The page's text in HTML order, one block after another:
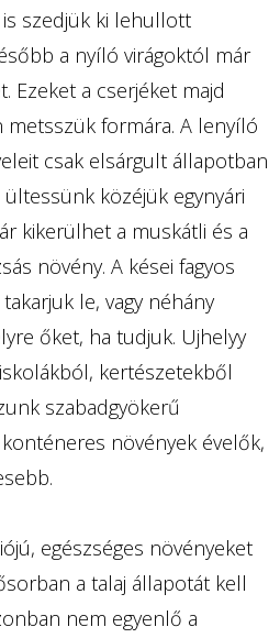
szedjük ki lehullott
a nyíló virágoktól már
Ezeket a cserjéket majd
metsszük formára. A lenyíló
csak elsárgult állapotban
közéjük egynyári
kikerülhet a muskátli és a
növény. A kései fagyos
le, vagy néhány
őket, ha tudjuk. Ujhelyy
kertészetekből
szabadgyökerű
növények évelők,
egészséges növényeket
a talaj állapotát kell
nem egyenlő a